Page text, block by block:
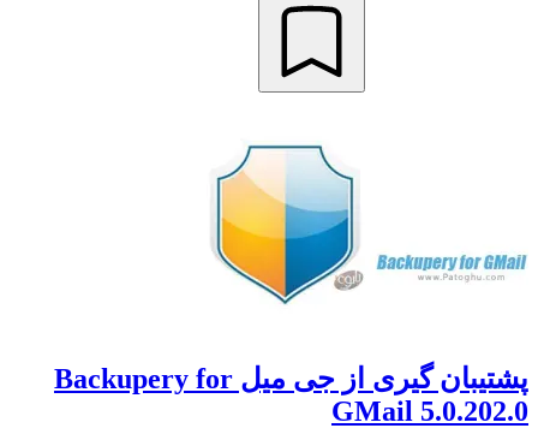
پشتیبان گیری از جی میل Backupery for
GMail 5.0.202.0